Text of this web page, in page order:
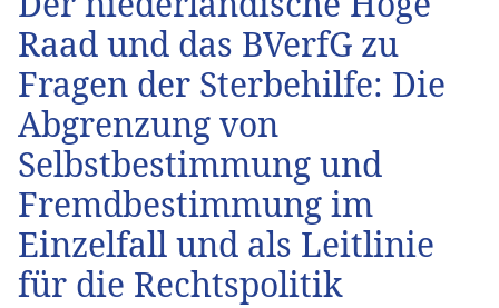
Raad und das BVerfG zu
Fragen der Sterbehilfe: Die
Abgrenzung von
Selbstbestimmung und
Fremdbestimmung im
Einzelfall und als Leitlinie
für die Rechtspolitik